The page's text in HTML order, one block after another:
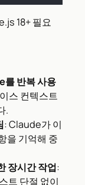
18+ 필요
를 반복 사용
스 컨텍스트
.
: Claude가 이
을 기억해 중
장시간 작업:
트 단절 없이